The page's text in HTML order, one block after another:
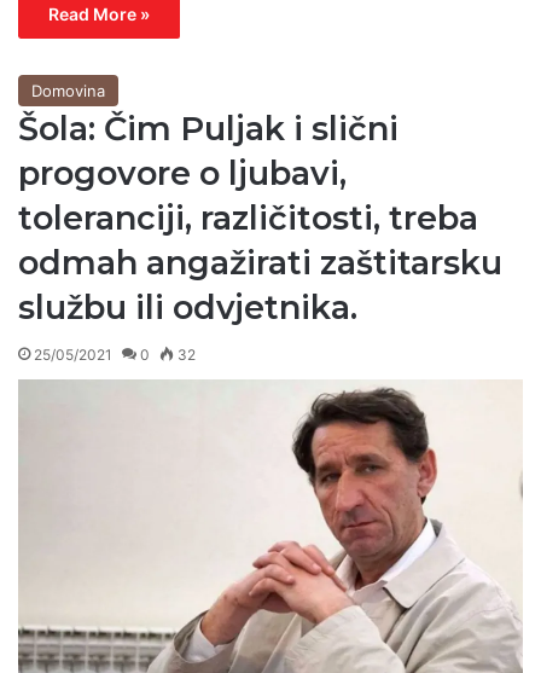
Read More »
Domovina
Šola: Čim Puljak i slični
progovore o ljubavi,
toleranciji, različitosti, treba
odmah angažirati zaštitarsku
službu ili odvjetnika.
25/05/2021 0 32